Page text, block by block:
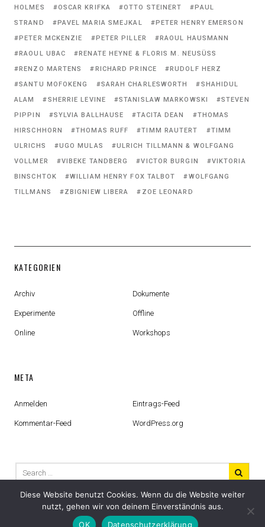
HOLMES
OSCAR KRIFKA OTTO STEINERT
PAUL
STRAND
PAVEL MARIA SMEJKAL
PETER HENRY EMERSON
PETER MCKENZIE
PETER PILLER
RAOUL HAUSMANN
RAOUL UBAC
RENATE HEYNE & FLORIS M. NEUSÜSS
RENZO MARTENS
RICHARD PRINCE
RUDOLF HERZ
SANTU MOFOKENG
SARAH CHARLESWORTH
SHAHIDUL
ALAM
SHERRIE LEVINE STANISLAW MARKOWSKI
STEVEN
PIPPIN
SYLVIA BALLHAUSE TACITA DEAN
THOMAS
HIRSCHHORN
THOMAS RUFF TIMM RAUTERT
TIMM
ULRICHS
UGO MULAS
ULRICH TILLMANN & WOLFGANG
VOLLMER
VIBEKE TANDBERG VICTOR BURGIN
VIKTORIA
BINSCHTOK
WILLIAM HENRY FOX TALBOT
WOLFGANG
TILLMANS
ZBIGNIEW LIBERA ZOE LEONARD
KATEGORIEN
Archiv Dokumente
Experimente Offline
Online Workshops
META
Anmelden Eintrags-Feed
Kommentar-Feed WordPress.org
for:
Diese Website benutzt Cookies. Wenn du die Website weiter
nutzt, gehen wir von deinem Einverständnis aus.
OK
Datenschutzerklärung